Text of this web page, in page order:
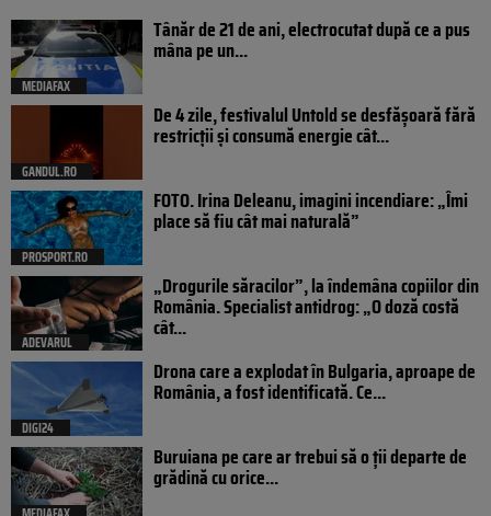
MEDIAFAX
Tânăr de 21 de ani, electrocutat după ce a pus
mâna pe un...
GANDUL.RO
De 4 zile, festivalul Untold se desfășoară fără
restricții și consumă energie cât...
PROSPORT.RO
FOTO. Irina Deleanu, imagini incendiare: „Îmi
place să fiu cât mai naturală”
ADEVARUL
„Drogurile săracilor”, la îndemâna copiilor din
România. Specialist antidrog: „O doză costă
cât...
DIGI24
Drona care a explodat în Bulgaria, aproape de
România, a fost identificată. Ce...
Buruiana pe care ar trebui să o ții departe de
grădină cu orice...